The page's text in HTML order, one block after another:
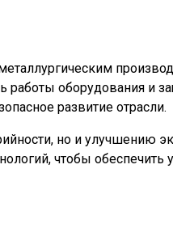
оборудования и
развитие отрасли.
но и улучшению
чтобы